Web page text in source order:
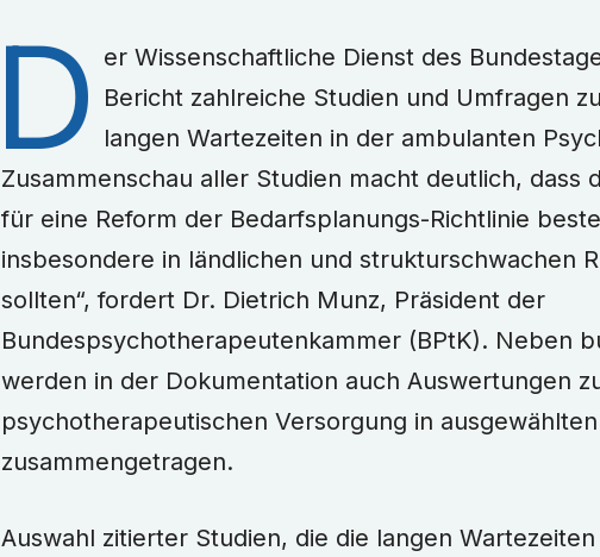
D er Wissenschaftliche Dienst des
Bericht zahlreiche Studien und Umfragen
langen Wartezeiten in der ambulanten
Zusammenschau aller Studien macht deutlich, dass
für eine Reform der Bedarfsplanungs-Richtlinie
insbesondere in ländlichen und strukturschwachen
sollten“, fordert Dr. Dietrich Munz, Präsident der
Bundespsychotherapeutenkammer (BPtK). Neben
werden in der Dokumentation auch Auswertungen
psychotherapeutischen Versorgung in
zusammengetragen.
Auswahl zitierter Studien, die die langen